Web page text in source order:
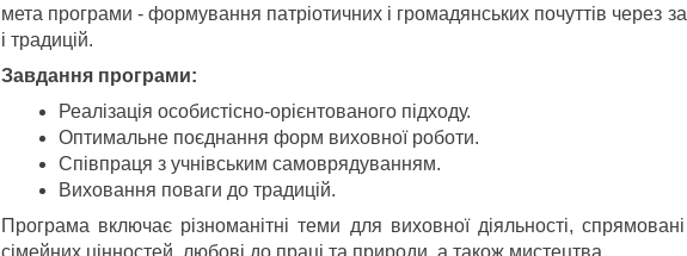
мета програми - формування патріотичних і громадянських почуттів через
і традицій.
Завдання програми:
Реалізація особистісно-орієнтованого підходу.
Оптимальне поєднання форм виховної роботи.
Співпраця з учнівським самоврядуванням.
Виховання поваги до традицій.
Програма включає різноманітні теми для виховної діяльності,
сімейних цінностей, любові до праці та природи, а також мистецтва.